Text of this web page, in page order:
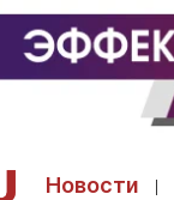
Новости